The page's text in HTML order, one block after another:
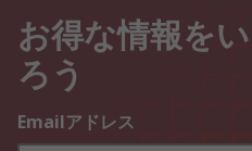
お得な情報を
ろう
Emailアドレス